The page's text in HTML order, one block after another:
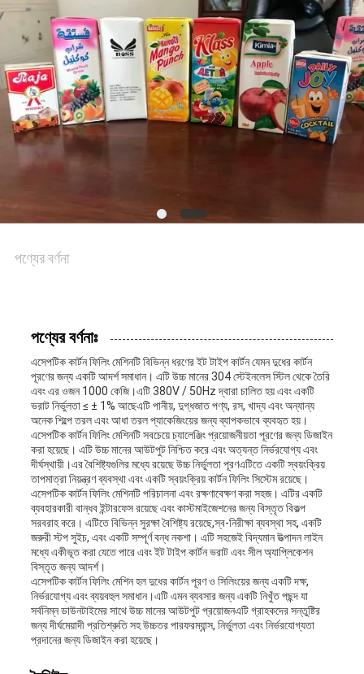
আমাদের
সাথে
যোগাযোগ
খবর
মামলা
অনুরোধ
করুন
সাইট
ম্যাপ
PRIVACY
POLICY
পণ্যের বর্ণনা
পণ্যের বর্ণনাঃ
এসেপটিক কার্টন ফিলিং মেশিনটি বিভিন্ন ধরণের ইট টাইপ কার্টন যেমন দুধের কার্টন
পূরণের জন্য একটি আদর্শ সমাধান। এটি উচ্চ মানের 304 স্টেইনলেস স্টিল থেকে তৈরি
এবং এর ওজন 1000 কেজি।এটি 380V / 50Hz দ্বারা চালিত হয় এবং একটি
ভরাট নির্ভুলতা ≤ ± 1% আছেএটি পানীয়, দুগ্ধজাত পণ্য, রস, খাদ্য এবং অন্যান্য
অনেক শিল্পে তরল এবং আধা তরল প্যাকেজিংয়ের জন্য ব্যাপকভাবে ব্যবহৃত হয়।
এসেপটিক কার্টন ফিলিং মেশিনটি সবচেয়ে চ্যালেঞ্জিং প্রয়োজনীয়তা পূরণের জন্য ডিজাইন
করা হয়েছে। এটি উচ্চ মানের আউটপুট নিশ্চিত করে এবং অত্যন্ত নির্ভরযোগ্য এবং
দীর্ঘস্থায়ী।এর বৈশিষ্ট্যগুলির মধ্যে রয়েছে উচ্চ নির্ভুলতা পূরণএটিতে একটি স্বয়ংক্রিয়
তাপমাত্রা নিয়ন্ত্রণ ব্যবস্থা এবং একটি স্বয়ংক্রিয় কার্টন ফিলিং সিস্টেম রয়েছে।
এসেপটিক কার্টন ফিলিং মেশিনটি পরিচালনা এবং রক্ষণাবেক্ষণ করা সহজ। এটির একটি
ব্যবহারকারী বান্ধব ইন্টারফেস রয়েছে এবং কাস্টমাইজেশনের জন্য বিস্তৃত বিকল্প
সরবরাহ করে। এটিতে বিভিন্ন সুরক্ষা বৈশিষ্ট্য রয়েছে,স্ব-নিরীক্ষা ব্যবস্থা সহ, একটি
জরুরী স্টপ সুইচ, এবং একটি সম্পূর্ণ বন্ধ নকশা। এটি সহজেই বিদ্যমান উত্পাদন লাইন
মধ্যে একীভূত করা যেতে পারে এবং ইট টাইপ কার্টন ভরাট এবং সীল অ্যাপ্লিকেশন
বিস্তৃত জন্য আদর্শ।
এসেপটিক কার্টন ফিলিং মেশিন হল দুধের কার্টন পূরণ ও সিলিংয়ের জন্য একটি দক্ষ,
নির্ভরযোগ্য এবং ব্যয়বহুল সমাধান।এটি এমন ব্যবসার জন্য একটি নিখুঁত পছন্দ যা
সর্বনিম্ন ডাউনটাইমের সাথে উচ্চ মানের আউটপুট প্রয়োজনএটি গ্রাহকদের সন্তুষ্টির
জন্য দীর্ঘমেয়াদী প্রতিশ্রুতি সহ উচ্চতর পারফরম্যান্স, নির্ভুলতা এবং নির্ভরযোগ্যতা
প্রদানের জন্য ডিজাইন করা হয়েছে।